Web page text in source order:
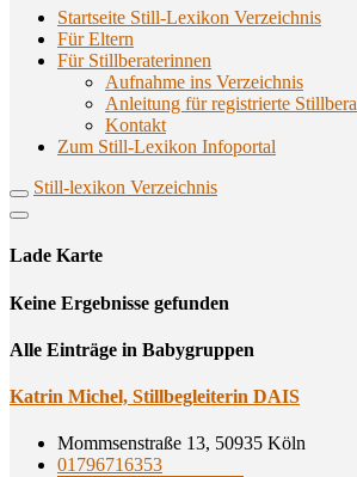
Startseite Still-Lexikon Verzeichnis
Für Eltern
Für Stillberaterinnen
Aufnahme ins Verzeichnis
Anlei­tung für regis­trier­te
Kon­takt
Zum Still-Lexikon Infoportal
Still-lexikon Verzeichnis
Lade Karte
Кeine Ergebnisse gefunden
Alle Einträge in Babygruppen
Kat­rin Michel, Still­be­glei­te­rin DAIS
Mommsenstraße 13, 50935 Köln
01796716353